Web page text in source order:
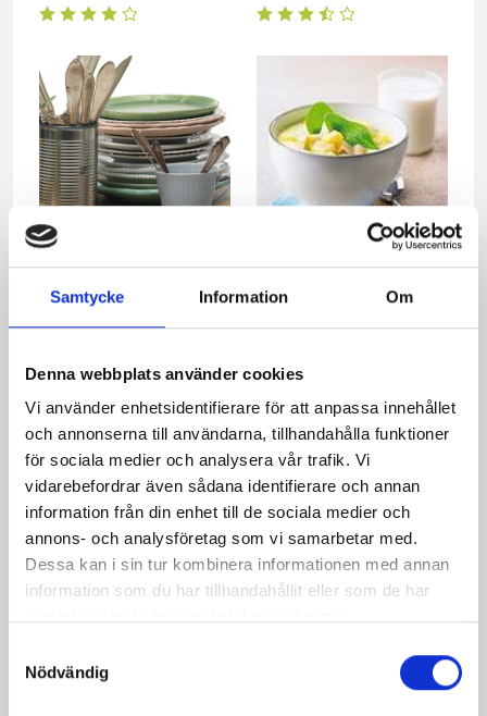
Samtycke Information Om
Denna webbplats använder cookies
Vi använder enhetsidentifierare för att anpassa innehållet
och annonserna till användarna, tillhandahålla funktioner
för sociala medier och analysera vår trafik. Vi
vidarebefordrar även sådana identifierare och annan
information från din enhet till de sociala medier och
annons- och analysföretag som vi samarbetar med.
Dessa kan i sin tur kombinera informationen med annan
information som du har tillhandahållit eller som de har
Nödvändig
Norrländsk fisksoppa
Currydoftande
blomkålssoppa
Ungersk gulaschsoppa
Små koppar med
laxsoppa